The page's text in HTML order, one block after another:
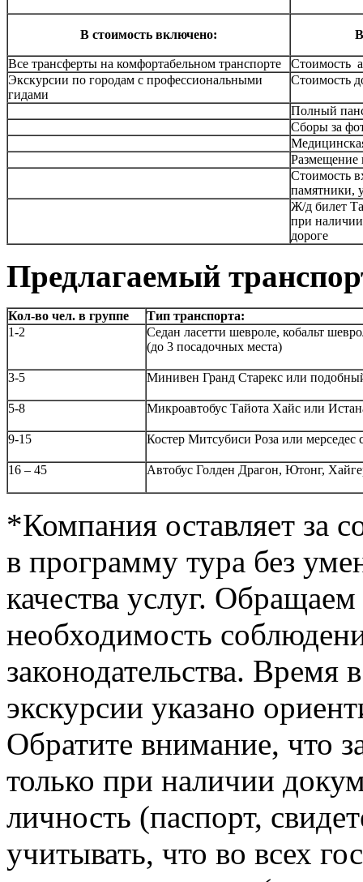
В стоимость включено:
Все трансферты на комфортабельном транспорте
Стоимость
Экскурсии по городам с профессиональными
гидами
Стоимость
Полный
Cборы за
Размещение
Стоимость
памятники,
Ж/д билет
при
дороге
Предлагаемый
Кол-во чел. в группе
Тип транспорта:
1-2
Седан ласетти шевроле, кобальт
(до 3 посадочных места)
3-5 Минивен Гранд Старекс или
5-8 Микроавтобус Тайота Хайс или
9-15 Костер Митсубиси Роза или мерседес
16 – 45 Автобус Голден Драгон, Ютонг,
*Компания оставляет за
в программу тура без
качества услуг.
необходимость
законодательства. Время
экскурсии указано
Обратите внимание, что
только при наличии
личность (паспорт,
учитывать, что во всех